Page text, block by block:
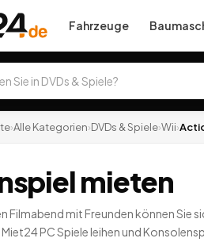
Fahrzeuge
›Alle Kategorien›DVDs & Spiele›Wii›
mieten
Filmabend mit Freunden können Sie
PC Spiele leihen und